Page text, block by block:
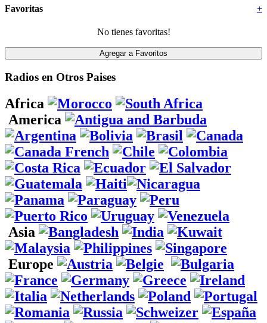
+
Favoritas
No tienes favoritas!
Radios en Otros Paises
Africa
America
Asia
Europe